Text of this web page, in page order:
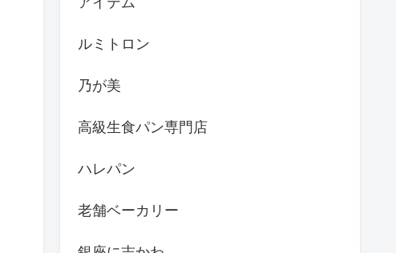
ルミトロン
乃が美
高級生食パン専門店
ハレパン
老舗ベーカリー